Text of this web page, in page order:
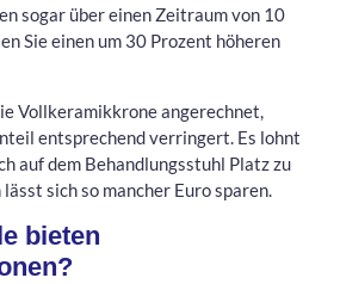
sogar über einen Zeitraum von 10
Sie einen um 30 Prozent höheren
Vollkeramikkrone angerechnet,
entsprechend verringert. Es lohnt
auf dem Behandlungsstuhl Platz zu
sich so mancher Euro sparen.
bieten